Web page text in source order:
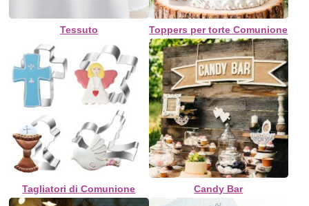
Tessuto Toppers per torte Comunione
Tagliatori di Comunione Candy Bar